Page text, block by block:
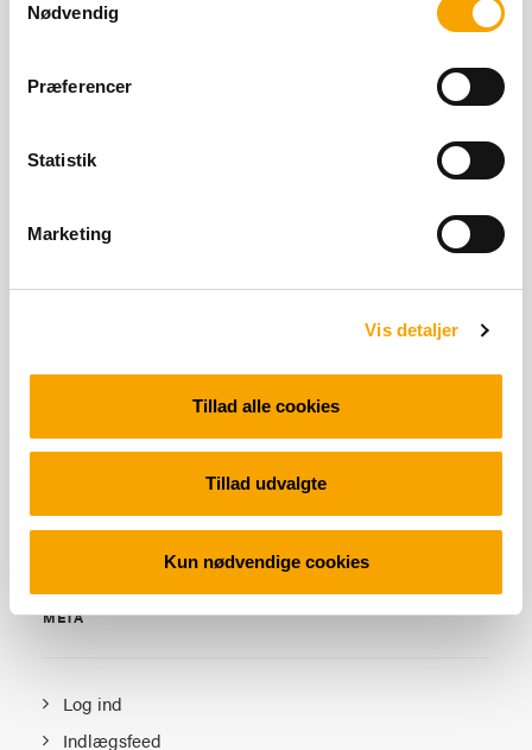
Nødvendig
Præferencer
Statistik
Marketing
Vis detaljer
Tillad alle cookies
Tillad udvalgte
Kun nødvendige cookies
KATEGORIER
Ingen kategorier
META
Log ind
Indlægsfeed